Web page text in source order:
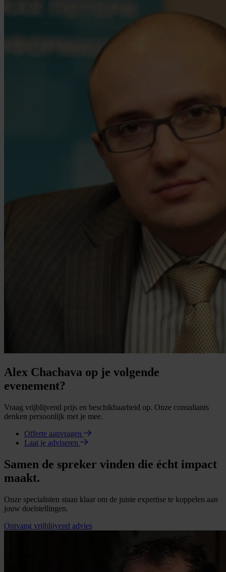
Alex Chachava op je volgende
evenement?
Vraag vrijblijvend prijs en beschikbaarheid op. Onze consultants
denken persoonlijk met je mee.
Offerte aanvragen
Laat je adviseren
Samen de spreker vinden die écht impact
maakt.
Onze specialisten staan klaar om de juiste expertise te koppelen aan
jouw doelstellingen.
Ontvang vrijblijvend advies